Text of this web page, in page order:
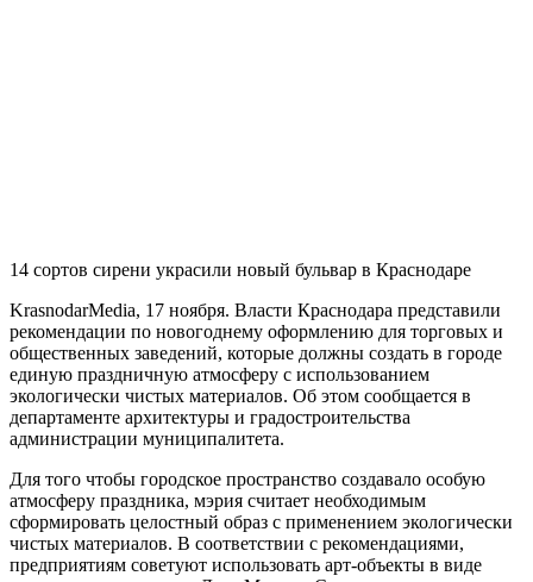
14 сортов сирени украсили новый бульвар в Краснодаре
KrasnodarMedia, 17 ноября. Власти Краснодара представили
рекомендации по новогоднему оформлению для торговых и
общественных заведений, которые должны создать в городе
единую праздничную атмосферу с использованием
экологически чистых материалов. Об этом сообщается в
департаменте архитектуры и градостроительства
администрации муниципалитета.
Для того чтобы городское пространство создавало особую
атмосферу праздника, мэрия считает необходимым
сформировать целостный образ с применением экологически
чистых материалов. В соответствии с рекомендациями,
предприятиям советуют использовать арт-объекты в виде